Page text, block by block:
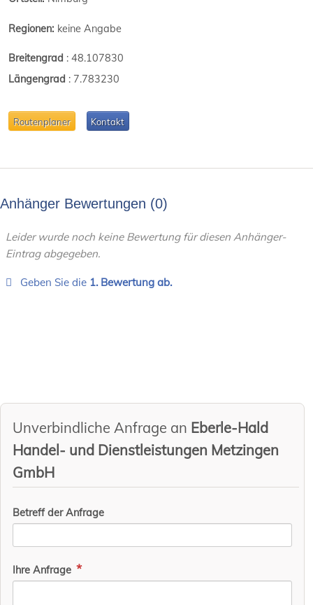
Regionen: keine Angabe
Breitengrad : 48.107830
Längengrad : 7.783230
Routenplaner Kontakt
Anhänger Bewertungen 0
Leider wurde noch keine Bewertung für diesen Anhänger-
Eintrag abgegeben.
Geben Sie die 1. Bewertung ab.
Unverbindliche Anfrage an Eberle-Hald
Handel- und Dienstleistungen Metzingen
GmbH
Betreff der Anfrage
Ihre Anfrage